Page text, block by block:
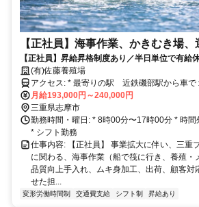
【正社員】海事作業、かきむき場
【正社員】昇給昇格制度あり／半日単位で有給
給あり／働きやすい環境で２０〜５０代の幅広
ています。
(有)佐藤養殖場
アクセス: * 最寄りの駅 近鉄磯部駅から
月給193,000円～240,000円
三重県志摩市
勤務時間・曜日: * 8時00分〜17時00分 * 時
* シフト勤務
仕事内容: 【正社員】 事業拡大に伴い、三重
に関わる、海事作業（船で筏に行き、養殖・
品質向上手入れ、ムキ身加工、出荷、顧客対
せた担...
変形労働時間制 交通費支給 シフト制 昇給あり